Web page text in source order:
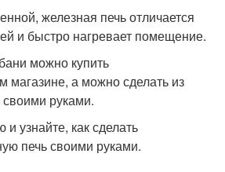
железная печь отличается
и быстро нагревает помещение.
можно купить
магазине, а можно сделать из
руками.
узнайте, как сделать
печь своими руками.